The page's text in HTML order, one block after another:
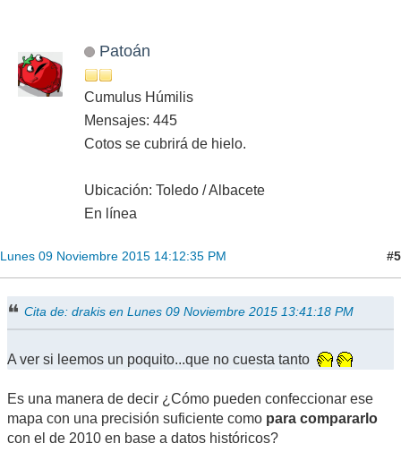
Patoán
Cumulus Húmilis
Mensajes: 445
Cotos se cubrirá de hielo.
Ubicación: Toledo / Albacete
En línea
Lunes 09 Noviembre 2015 14:12:35 PM #5
Cita de: drakis en Lunes 09 Noviembre 2015 13:41:18 PM
A ver si leemos un poquito...que no cuesta tanto
Es una manera de decir ¿Cómo pueden confeccionar ese
mapa con una precisión suficiente como para compararlo
con el de 2010 en base a datos históricos?